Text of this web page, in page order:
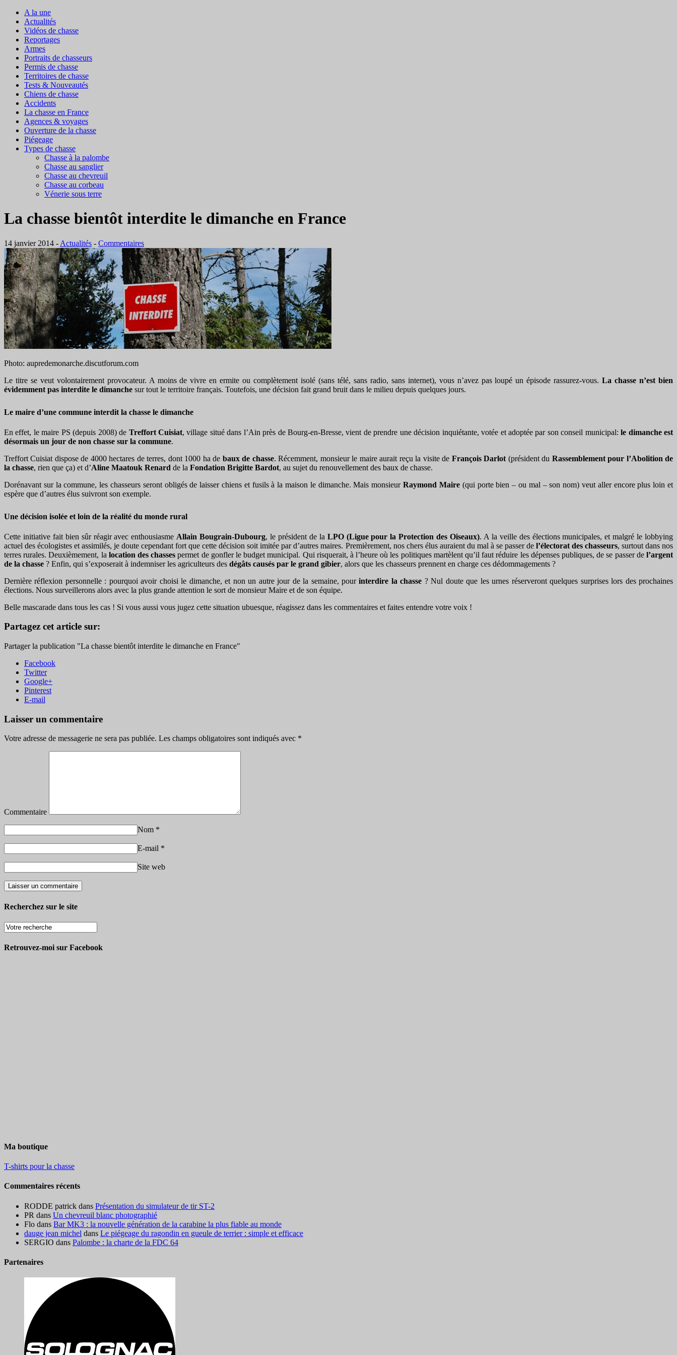
A la une
Actualités
Vidéos de chasse
Reportages
Armes
Portraits de chasseurs
Permis de chasse
Territoires de chasse
Tests & Nouveautés
Chiens de chasse
Accidents
La chasse en France
Agences & voyages
Ouverture de la chasse
Piégeage
Types de chasse
Chasse à la palombe
Chasse au sanglier
Chasse au chevreuil
Chasse au corbeau
Vénerie sous terre
La chasse bientôt interdite le dimanche en France
14 janvier 2014 - Actualités - Commentaires
Photo: aupredemonarche.discutforum.com
Le titre se veut volontairement provocateur. A moins de vivre en ermite ou complètement isolé (sans télé, sans radio, sans internet), vous n’avez pas loupé un épisode rassurez-vous.La chasse n’est bien
évidemment pas interdite le dimanche sur tout le territoire français. Toutefois, une décision fait grand bruit dans le milieu depuis quelques jours.
Le maire d’une commune interdit la chasse le dimanche
En effet, le maire PS (depuis 2008) de Treffort Cuisiat, village situé dans l’Ain près de Bourg-en-Bresse, vient de prendre une décision inquiétante, votée et adoptée par son conseil municipal:le dimanche est
désormais un jour de non chasse sur la commune.
Treffort Cuisiat dispose de 4000 hectares de terres, dont 1000 ha de baux de chasse. Récemment, monsieur le maire aurait reçu la visite de François Darlot (président du Rassemblement pour l’Abolition de
la chasse, rien que ça) et d’Aline Maatouk Renard de la Fondation Brigitte Bardot, au sujet du renouvellement des baux de chasse.
Dorénavant sur la commune, les chasseurs seront obligés de laisser chiens et fusils à la maison le dimanche. Mais monsieurRaymond Maire(qui porte bien – ou mal – son nom) veut aller encore plus loin et
espère que d’autres élus suivront son exemple.
Une décision isolée et loin de la réalité du monde rural
Cette initiative fait bien sûr réagir avec enthousiasme Allain Bougrain-Dubourg, le président de la LPO (Ligue pour la Protection des Oiseaux). A la veille des élections municipales, et malgré le lobbying
actuel des écologistes et assimilés, je doute cependant fort que cette décision soit imitée par d’autres maires. Premièrement, nos chers élus auraient du mal à se passer de l’électorat des chasseurs, surtout dans nos
terres rurales. Deuxièmement, la location des chasses permet de gonfler le budget municipal. Qui risquerait, à l’heure où les politiques martèlent qu’il faut réduire les dépenses publiques, de se passer del’argent
de la chasse ? Enfin, qui s’exposerait à indemniser les agriculteurs des dégâts causés par le grand gibier, alors que les chasseurs prennent en charge ces dédommagements ?
Dernière réflexion personnelle : pourquoi avoir choisi le dimanche, et non un autre jour de la semaine, pourinterdire la chasse ? Nul doute que les urnes réserveront quelques surprises lors des prochaines
élections. Nous surveillerons alors avec la plus grande attention le sort de monsieur Maire et de son équipe.
Belle mascarade dans tous les cas ! Si vous aussi vous jugez cette situation ubuesque, réagissez dans les commentaires et faites entendre votre voix !
Partagez cet article sur:
Partager la publication "La chasse bientôt interdite le dimanche en France"
Facebook
Twitter
Google+
Pinterest
E-mail
Laisser un commentaire
Votre adresse de messagerie ne sera pas publiée. Les champs obligatoires sont indiqués avec *
Commentaire
Nom *
E-mail *
Site web
Recherchez sur le site
Retrouvez-moi sur Facebook
Ma boutique
T-shirts pour la chasse
Commentaires récents
RODDE patrick dans Présentation du simulateur de tir ST-2
PR dans Un chevreuil blanc photographié
Flo dans Bar MK3 : la nouvelle génération de la carabine la plus fiable au monde
dauge jean michel dans Le piégeage du ragondin en gueule de terrier : simple et efficace
SERGIO dans Palombe : la charte de la FDC 64
Partenaires